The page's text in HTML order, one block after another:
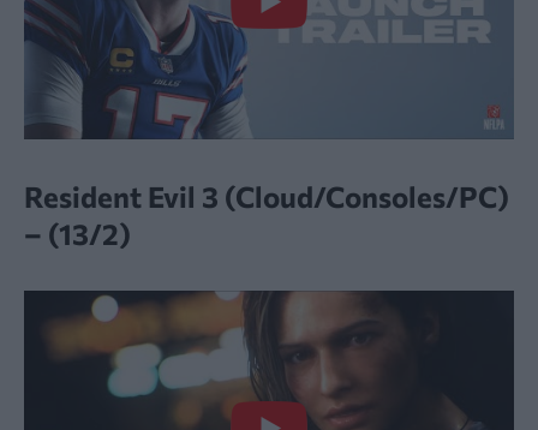
Resident Evil 3 (Cloud/Consoles/PC)
– (13/2)